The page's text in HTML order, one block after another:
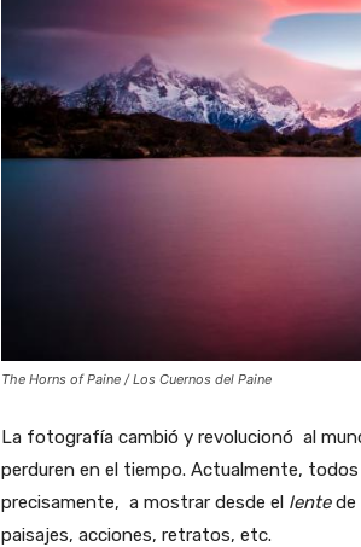
The Horns of Paine / Los Cuernos del Paine
La fotografía cambió y revolucionó al
perduren en el tiempo. Actualmente,
precisamente, a mostrar desde el lentede
paisajes, acciones, retratos, etc.